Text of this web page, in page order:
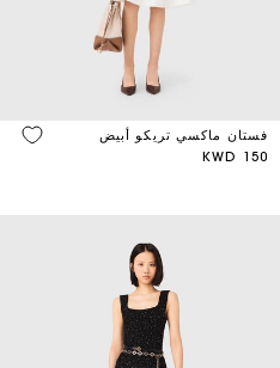
فستان ماكسي تريكو أبيض
150 KWD